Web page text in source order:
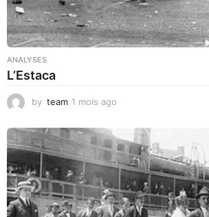
ANALYSES
L’Estaca
by team 1 mois ago
i
s
a
o